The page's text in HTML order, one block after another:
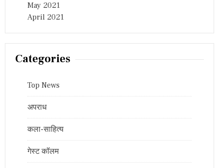
May 2021
April 2021
Categories
Top News
अपराध
कला-साहित्य
गेस्ट कॉलम